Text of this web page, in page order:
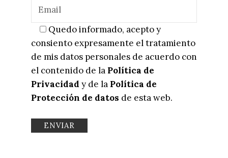
Quedo informado, acepto y
consiento expresamente el tratamiento
de mis datos personales de acuerdo con
el contenido de la Política de
Privacidad y de la Política de
Protección de datos de esta web.